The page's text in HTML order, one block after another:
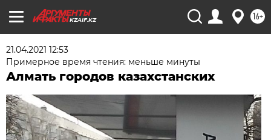
KZAIF.KZ 16+
21.04.2021 12:53
Примерное время чтения: меньше минуты
Алмать городов казахстанских